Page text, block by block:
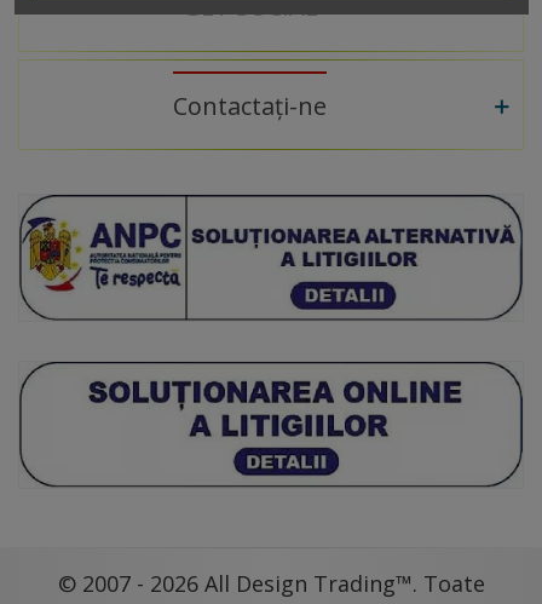
GET SOCIAL
Contactați-ne
© 2007 - 2026 All Design Trading™. Toate